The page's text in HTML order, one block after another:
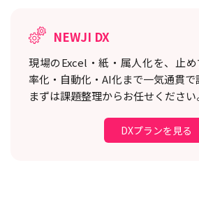
NEWJI DX
現場のExcel・紙・属人化を、止め
率化・自動化・AI化まで一気通貫で
まずは課題整理からお任せください
DXプランを見る